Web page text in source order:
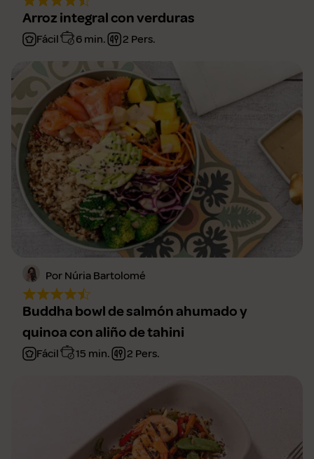
Arroz integral con verduras
Fácil 6 min. 2 Pers.
Por Núria Bartolomé
Buddha bowl de salmón ahumado y
quinoa con aliño de tahini
Fácil 15 min. 2 Pers.